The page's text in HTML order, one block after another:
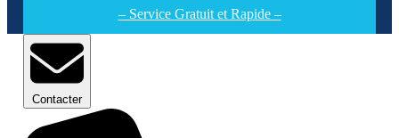
– Service Gratuit et Rapide –
Contacter